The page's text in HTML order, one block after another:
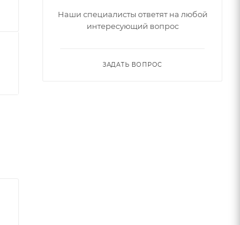
Наши специалисты ответят на любой
интересующий вопрос
ЗАДАТЬ ВОПРОС